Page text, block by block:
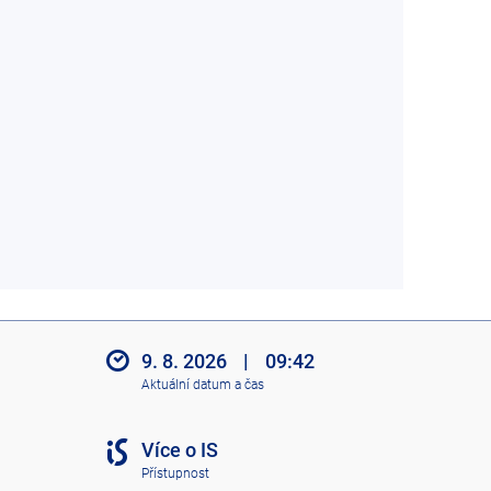
9. 8. 2026 | 09:42
Aktuální datum a čas
Více o IS
Přístupnost